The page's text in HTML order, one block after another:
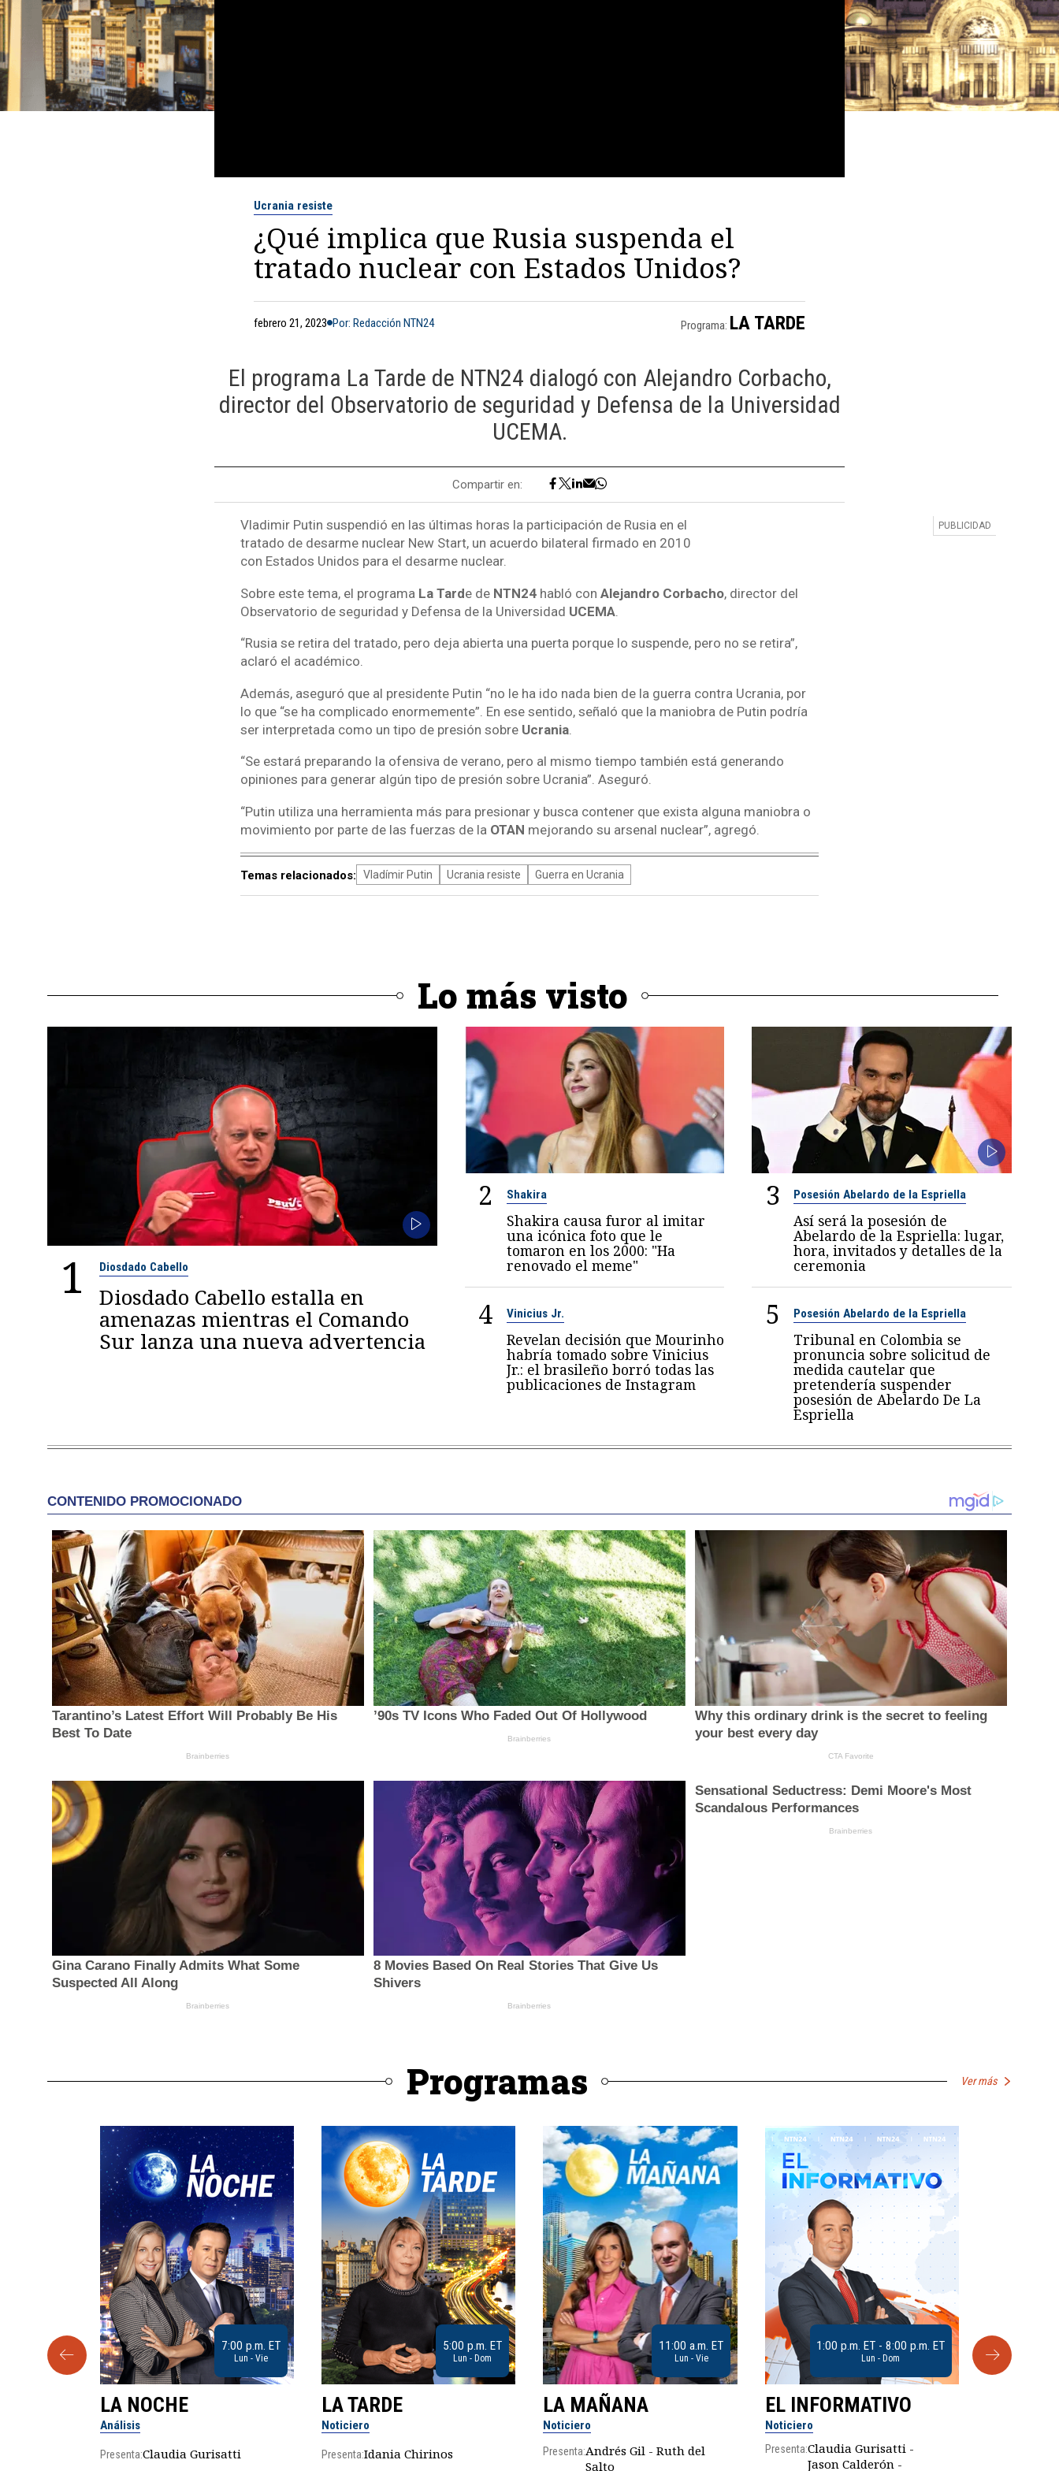
Ucrania resiste
¿Qué implica que Rusia suspenda el
tratado nuclear con Estados Unidos?
febrero 21, 2023 Por: Redacción NTN24 Programa: LA TARDE
El programa La Tarde de NTN24 dialogó con Alejandro Corbacho,
director del Observatorio de seguridad y Defensa de la Universidad
UCEMA.
Compartir en:
Vladimir Putin suspendió en las últimas horas la participación de Rusia en el
tratado de desarme nuclear New Start, un acuerdo bilateral firmado en 2010
con Estados Unidos para el desarme nuclear.
Sobre este tema, el programa La Tarde de NTN24 habló con Alejandro Corbacho, director del
Observatorio de seguridad y Defensa de la Universidad UCEMA.
“Rusia se retira del tratado, pero deja abierta una puerta porque lo suspende, pero no se retira”,
aclaró el académico.
Además, aseguró que al presidente Putin “no le ha ido nada bien de la guerra contra Ucrania, por
lo que “se ha complicado enormemente”. En ese sentido, señaló que la maniobra de Putin podría
ser interpretada como un tipo de presión sobre Ucrania.
“Se estará preparando la ofensiva de verano, pero al mismo tiempo también está generando
opiniones para generar algún tipo de presión sobre Ucrania”. Aseguró.
“Putin utiliza una herramienta más para presionar y busca contener que exista alguna maniobra o
movimiento por parte de las fuerzas de la OTAN mejorando su arsenal nuclear”, agregó.
Temas relacionados: Vladímir Putin Ucrania resiste Guerra en Ucrania
Lo más visto
1 Diosdado Cabello
Diosdado Cabello estalla en
amenazas mientras el Comando
Sur lanza una nueva advertencia
2 Shakira
Shakira causa furor al imitar
una icónica foto que le
tomaron en los 2000: "Ha
renovado el meme"
3 Posesión Abelardo de la Espriella
Así será la posesión de
Abelardo de la Espriella: lugar,
hora, invitados y detalles de la
ceremonia
4 Vinicius Jr.
Revelan decisión que Mourinho
habría tomado sobre Vinicius
Jr.: el brasileño borró todas las
publicaciones de Instagram
5 Posesión Abelardo de la Espriella
Tribunal en Colombia se
pronuncia sobre solicitud de
medida cautelar que
pretendería suspender
posesión de Abelardo De La
Espriella
Programas Ver más
9:30 a.m. ET 7:00 p.m. ET
Lun - Vie
LA NOCHE
Análisis
Presenta:Claudia Gurisatti
5:00 p.m. ET
Lun - Dom
LA TARDE
Noticiero
Presenta:Idania Chirinos
11:00 a.m. ET
Lun - Vie
LA MAÑANA
Noticiero
Presenta:Andrés Gil - Ruth del
Salto
1:00 p.m. ET - 8:00 p.m. ET
Lun - Dom
EL INFORMATIVO
Noticiero
Presenta:Claudia Gurisatti -
Jason Calderón -